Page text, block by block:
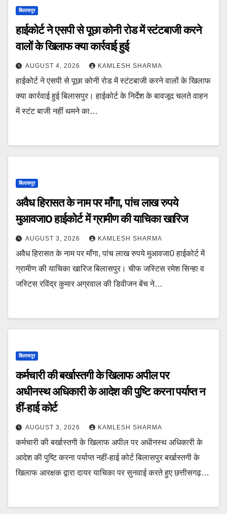
बिलासपुर
हाईकोर्ट ने एसपी से पूछा कोनी रोड में स्टंटबाजी करने
वालों के खिलाफ क्या कार्रवाई हुई
AUGUST 4, 2026 KAMLESH SHARMA
हाईकोर्ट ने एसपी से पूछा कोनी रोड में स्टंटबाजी करने वालों के खिलाफ
क्या कार्रवाई हुई बिलासपुर। हाईकोर्ट के निर्देश के बावजूद चलते वाहन
में स्टंट बाजी नहीं थमने का…
बिलासपुर
अवैध हिरासत के नाम पर माँगा, पांच लाख रुपये
मुआवजा0 हाईकोर्ट में ग्रामीण की याचिका खारिज
AUGUST 3, 2026 KAMLESH SHARMA
अवैध हिरासत के नाम पर माँगा, पांच लाख रुपये मुआवजा0 हाईकोर्ट में
ग्रामीण की याचिका खारिज बिलासपुर। चीफ जस्टिस रमेश सिन्हा व
जस्टिस रविंद्र कुमार अग्रवाल की डिवीजन बेंच ने…
बिलासपुर
कर्मचारी की बर्खास्तगी के खिलाफ अपील पर
अधीनस्थ अधिकारी के आदेश की पुष्टि करना पर्याप्त न
हीं-हाई कोर्ट
AUGUST 3, 2026 KAMLESH SHARMA
कर्मचारी की बर्खास्तगी के खिलाफ अपील पर अधीनस्थ अधिकारी के
आदेश की पुष्टि करना पर्याप्त नहीं-हाई कोर्ट बिलासपुर बर्खास्तगी के
खिलाफ आरक्षक द्वारा दायर याचिका पर सुनवाई करते हुए छत्तीसगढ़…